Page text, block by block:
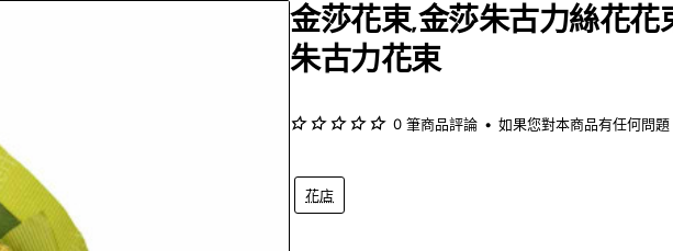
金莎花束,金莎朱古力絲花花
朱古力花束
花店
0 筆商品評論 • 如果您對本商品有任何問